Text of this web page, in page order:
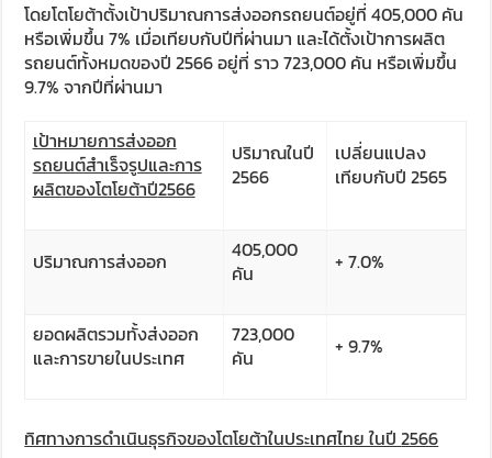
โดยโตโยต้าตั้งเป้าปริมาณการส่งออกรถยนต์อยู่ที่ 405,000 คัน
หรือเพิ่มขึ้น 7% เมื่อเทียบกับปีที่ผ่านมา และได้ตั้งเป้าการผลิต
รถยนต์ทั้งหมดของปี 2566 อยู่ที่ ราว 723,000 คัน หรือเพิ่มขึ้น
9.7% จากปีที่ผ่านมา
เป้าหมายการส่งออก
รถยนต์สำเร็จรูปและการ
ผลิตของโตโยต้าปี2566
ปริมาณในปี
2566
เปลี่ยนแปลง
เทียบกับปี 2565
ปริมาณการส่งออก
405,000
คัน
+ 7.0%
ยอดผลิตรวมทั้งส่งออก
และการขายในประเทศ
723,000
คัน
+ 9.7%
ทิศทางการดำเนินธุรกิจของโตโยต้าในประเทศไทย ในปี2566